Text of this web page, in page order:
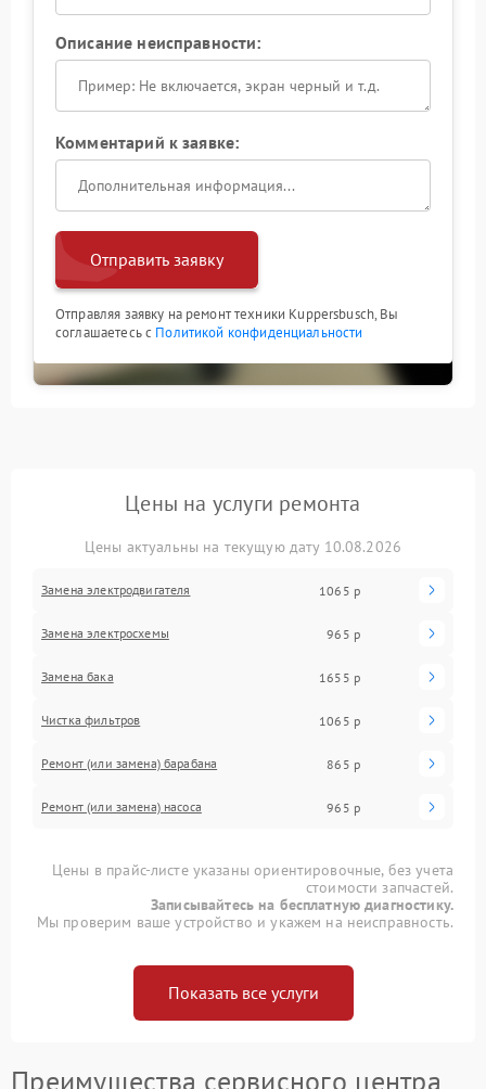
Описание неисправности:
Комментарий к заявке:
Отправить заявку
Отправляя заявку на ремонт техники Kuppersbusch, Вы
соглашаетесь с Политикой конфиденциальности
Цены на услуги ремонта
Цены актуальны на текущую дату 10.08.2026
Замена электродвигателя 1065 р
Замена электросхемы 965 р
Замена бака 1655 р
Чистка фильтров 1065 р
Ремонт (или замена) барабана 865 р
Ремонт (или замена) насоса 965 р
Цены в прайс-листе указаны ориентировочные, без учета
стоимости запчастей.
Записывайтесь на бесплатную диагностику.
Мы проверим ваше устройство и укажем на неисправность.
Показать все услуги
Преимущества сервисного центра